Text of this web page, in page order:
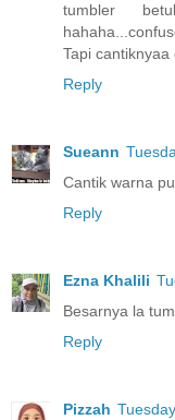
tumbler
Tapi
Reply
Sueann
Cantik warna
Reply
Ezna Khalili
Besarnya la
Reply
Pizzah